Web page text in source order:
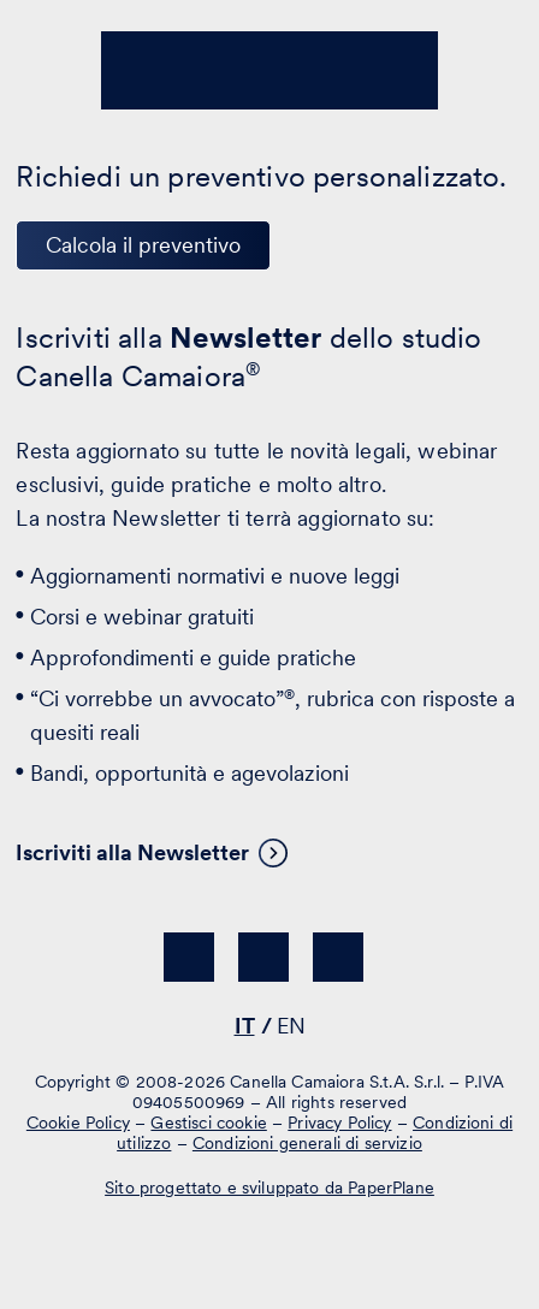
Richiedi un preventivo personalizzato.
Calcola il preventivo
Iscriviti alla Newsletter dello studio
Canella Camaiora®
Resta aggiornato su tutte le novità legali, webinar
esclusivi, guide pratiche e molto altro.
La nostra Newsletter ti terrà aggiornato su:
Aggiornamenti normativi e nuove leggi
Corsi e webinar gratuiti
Approfondimenti e guide pratiche
“Ci vorrebbe un avvocato”®, rubrica con risposte a
quesiti reali
Bandi, opportunità e agevolazioni
Iscriviti alla Newsletter
IT EN
Copyright © 2008-2026 Canella Camaiora S.t.A. S.r.l. – P.IVA
09405500969 – All rights reserved
Cookie Policy–Gestisci cookie – Privacy Policy –Condizioni di
utilizzo – Condizioni generali di servizio
Sito progettato e sviluppato da PaperPlane